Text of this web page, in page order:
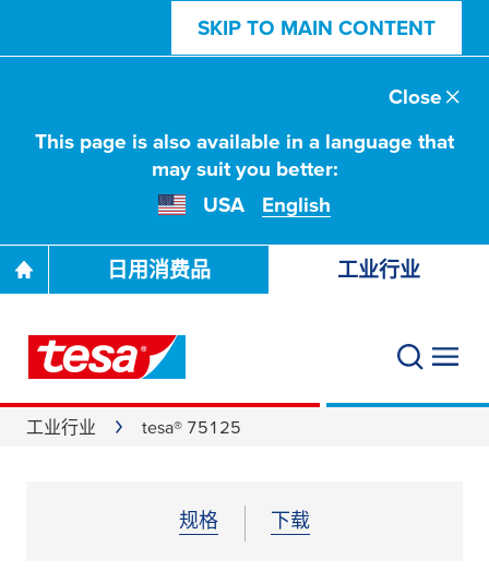
SKIP TO MAIN CONTENT
This page is also available in a language that
may suit you better:
USA
English
Close
日用消费品 工业行业
工业行业 tesa® 75125
规格 下载